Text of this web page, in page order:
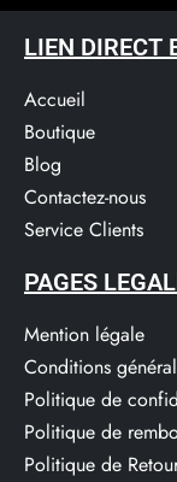
LIEN DIRECT
Accueil
Boutique
Blog
Contactez-nous
Service Clients​
PAGES
Mention légale
Conditions
Politique de
Politique de
Politique de